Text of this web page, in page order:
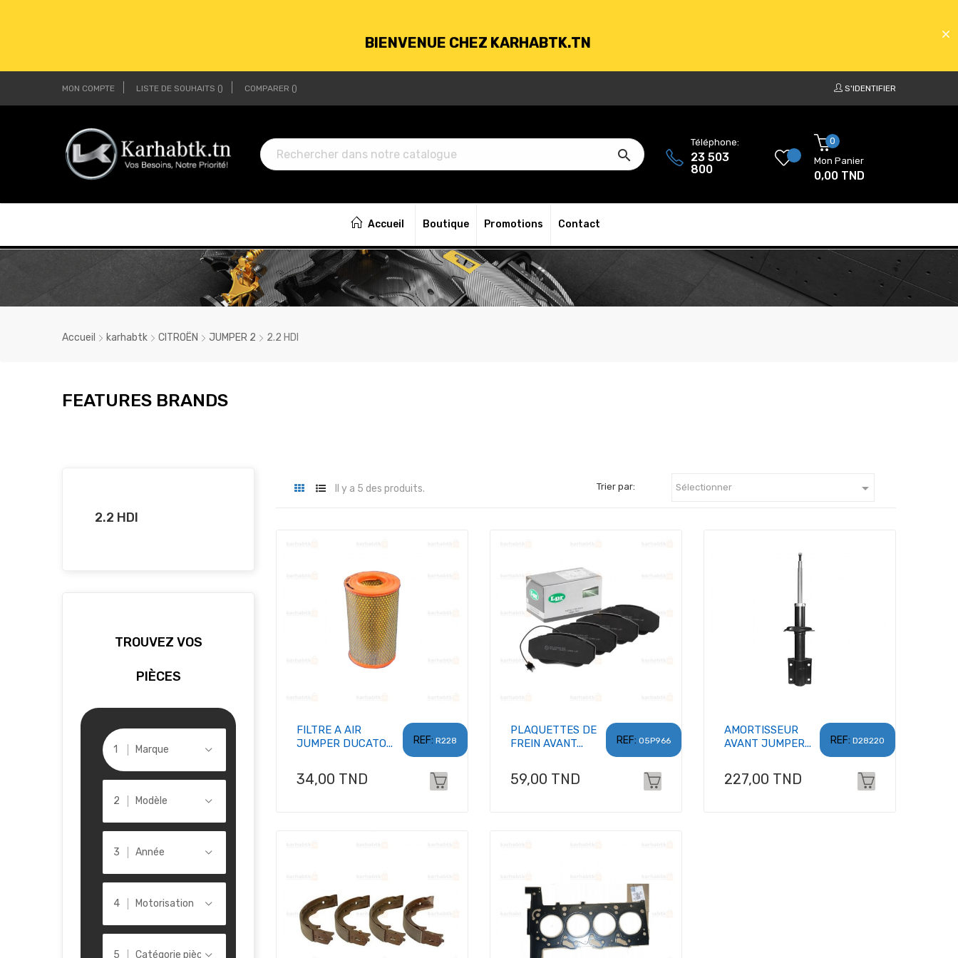
BIENVENUE CHEZ KARHABTK.TN
LIVRAISON GRATUITE À PARTIR DE 250DT D'ACHATS
BIENVENUE CHEZ KARHABTK.TN
LIVRAISON GRATUITE À PARTIR DE 250DT D'ACHATS
MON COMPTE LISTE DE SOUHAITS COMPARER S'IDENTIFIER

Téléphone:
23 503
800
0
Mon Panier
0,00 TND
Accueil Boutique Promotions Contact
Accueil karhabtk CITROËN JUMPER 2 2.2 HDI
FEATURES BRANDS
2.2 HDI
TROUVEZ VOS
PIÈCES
Marque
Modèle
Année
Motorisation
Catégorie pièce
Il y a 5 des produits. Trier par: Sélectionner 
REF: R228
FILTRE A AIR
JUMPER DUCATO...
Prix
34,00 TND
REF: 05P966
PLAQUETTES DE
FREIN AVANT...
Prix
59,00 TND
REF: D28220
AMORTISSEUR
AVANT JUMPER...
Prix
227,00 TND